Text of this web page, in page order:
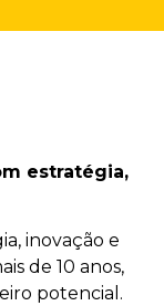
estratégia,
inovação e
de 10 anos,
potencial.